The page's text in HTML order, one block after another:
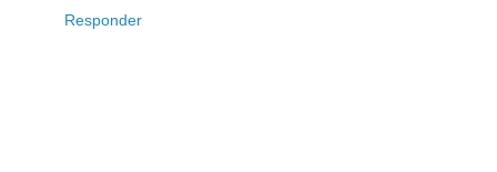
Responder